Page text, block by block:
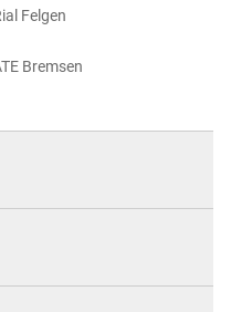
Felgen
Bremsen